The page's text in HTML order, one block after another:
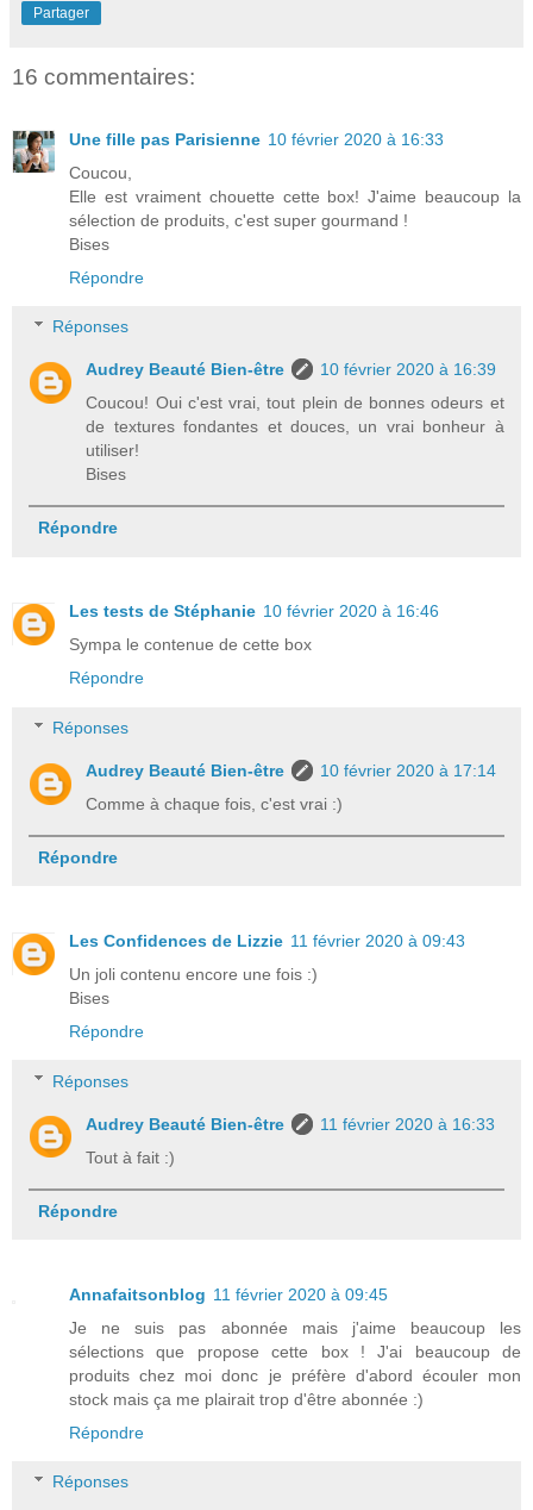
Partager
16 commentaires:
Une fille pas Parisienne 10 février 2020 à 16:33
Coucou,
Elle est vraiment chouette cette box! J'aime beaucoup la
sélection de produits, c'est super gourmand !
Bises
Répondre
Réponses
Audrey Beauté Bien-être
10 février 2020 à 16:39
Coucou! Oui c'est vrai, tout plein de bonnes odeurs et
de textures fondantes et douces, un vrai bonheur à
utiliser!
Bises
Répondre
Les tests de Stéphanie 10 février 2020 à 16:46
Sympa le contenue de cette box
Répondre
Réponses
Audrey Beauté Bien-être
10 février 2020 à 17:14
Comme à chaque fois, c'est vrai :)
Répondre
Les Confidences de Lizzie 11 février 2020 à 09:43
Un joli contenu encore une fois :)
Bises
Répondre
Réponses
Audrey Beauté Bien-être
11 février 2020 à 16:33
Tout à fait :)
Répondre
Annafaitsonblog 11 février 2020 à 09:45
Je ne suis pas abonnée mais j'aime beaucoup les
sélections que propose cette box ! J'ai beaucoup de
produits chez moi donc je préfère d'abord écouler mon
stock mais ça me plairait trop d'être abonnée :)
Répondre
Réponses